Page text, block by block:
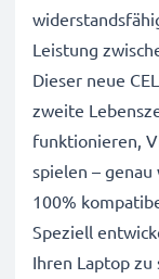
Leistung
Dieser neue
zweite
funktionieren,
spielen –
100%
Speziell
Ihren Laptop